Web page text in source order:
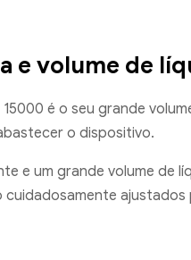
e volume de
é o seu grande
o dispositivo.
e um grande volume de